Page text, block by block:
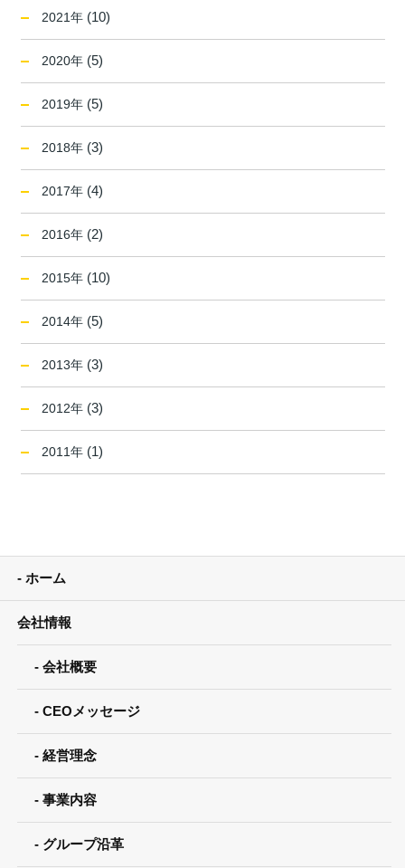
2021年 (10)
2020年 (5)
2019年 (5)
2018年 (3)
2017年 (4)
2016年 (2)
2015年 (10)
2014年 (5)
2013年 (3)
2012年 (3)
2011年 (1)
ホーム
会社情報
会社概要
CEOメッセージ
経営理念
事業内容
グループ沿革